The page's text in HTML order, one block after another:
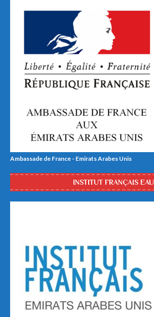
Ambassade de France - Emirats Arabes Unis
INSTITUT FRANÇAIS EAU